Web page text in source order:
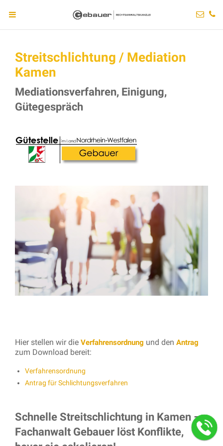
Streitschlichtung / Mediation
Kamen
Mediationsverfahren, Einigung,
Gütegespräch
Hier stellen wir die Verfahrensordnung und den Antrag
zum Download bereit:
Verfahrensordnung
Antrag für Schlichtungsverfahren
Schnelle Streitschlichtung in Kamen –
Fachanwalt Gebauer löst Konflikte,